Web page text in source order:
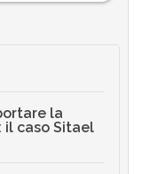
la
il caso Sitael